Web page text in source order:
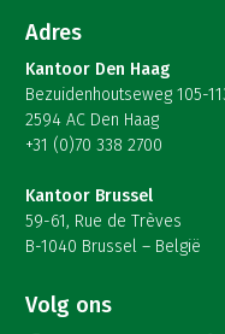
Adres
Kantoor Den Haag
Bezuidenhoutseweg 105-
2594 AC Den Haag
+31 (0)70 338 2700
Kantoor Brussel
59-61, Rue de Trèves
B-1040 Brussel – België
Volg ons